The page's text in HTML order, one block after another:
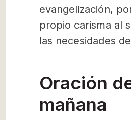
evangelización,
propio carisma al
las necesidades
Oración
mañana